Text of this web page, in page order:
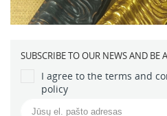
SUBSCRIBE TO OUR NEWS AND BE
I agree to the terms and
policy